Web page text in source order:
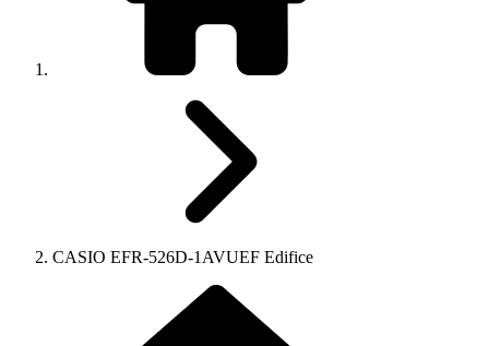
CASIO EFR-526D-1AVUEF Edifice